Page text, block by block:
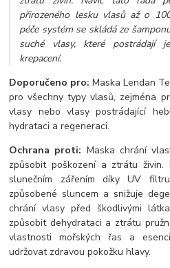
přirozeného lesku vlasů až o
péče systém se skládá ze
suché vlasy, které postrádají
krepacení.
Doporučeno pro:Maska Lendan
pro všechny typy vlasů, zejména
vlasy nebo vlasy postrádající
hydrataci a regeneraci.
Ochrana proti: Maska chrání
způsobit poškození a ztrátu živin.
slunečním zářením díky UV
způsobené sluncem a snižuje
chrání vlasy před škodlivými
způsobit dehydrataci a ztrátu
vlastnosti mořských řas a
udržovat zdravou pokožku hlavy.